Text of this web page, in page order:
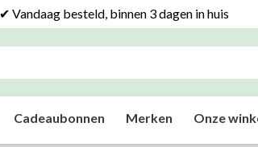
✔ Vandaag besteld, binnen 3 dagen in huis
Cadeaubonnen Merken Onze